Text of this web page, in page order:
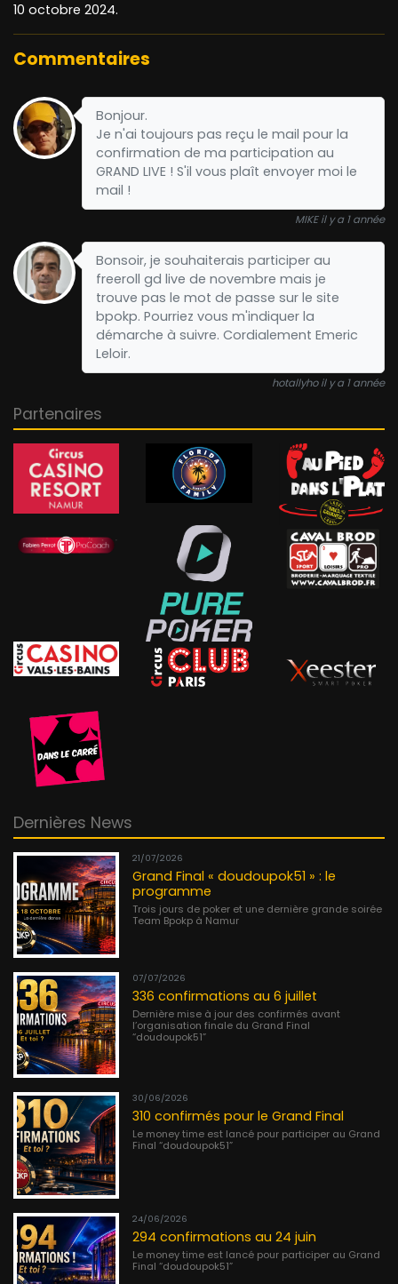
10 octobre 2024.
Commentaires
Bonjour.
Je n'ai toujours pas reçu le mail pour la
confirmation de ma participation au
GRAND LIVE ! S'il vous plaît envoyer moi le
mail !
MIKE il y a 1 année
Bonsoir, je souhaiterais participer au
freeroll gd live de novembre mais je
trouve pas le mot de passe sur le site
bpokp. Pourriez vous m'indiquer la
démarche à suivre. Cordialement Emeric
Leloir.
hotallyho il y a 1 année
Partenaires
Dernières News
21/07/2026
Grand Final « doudoupok51 » : le
programme
Trois jours de poker et une dernière grande soirée
Team Bpokp à Namur
07/07/2026
336 confirmations au 6 juillet
Dernière mise à jour des confirmés avant
l’organisation finale du Grand Final
“doudoupok51”
30/06/2026
310 confirmés pour le Grand Final
Le money time est lancé pour participer au Grand
Final “doudoupok51”
24/06/2026
294 confirmations au 24 juin
Le money time est lancé pour participer au Grand
Final “doudoupok51”